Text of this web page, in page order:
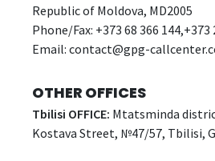
Republic of Moldova, MD2005
Phone/Fax: +373 68 366 144,+373
Email: contact@gpg-
OTHER OFFICES
Tbilisi OFFICE: Mtatsminda
Kostava Street, №47/57, Tbilisi,